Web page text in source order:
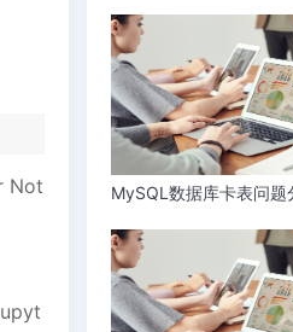
Not MySQL数据库卡表问题